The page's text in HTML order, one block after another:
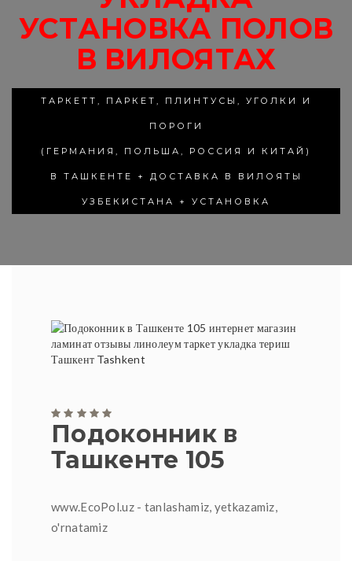
УСТАНОВКА ПОЛОВ
В ВИЛОЯТАХ
ТАРКЕТТ, ПАРКЕТ, ПЛИНТУСЫ, УГОЛКИ И
ПОРОГИ
(ГЕРМАНИЯ, ПОЛЬША, РОССИЯ И КИТАЙ)
В ТАШКЕНТЕ + ДОСТАВКА В ВИЛОЯТЫ
УЗБЕКИСТАНА + УСТАНОВКА
Подоконник в
Ташкенте 105
www.EcoPol.uz - tanlashamiz, yetkazamiz,
o'rnatamiz